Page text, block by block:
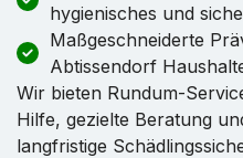
hygienisches und
Maßgeschneiderte
Abtissendorf
Wir bieten Rundum-
Hilfe, gezielte Beratung
langfristige